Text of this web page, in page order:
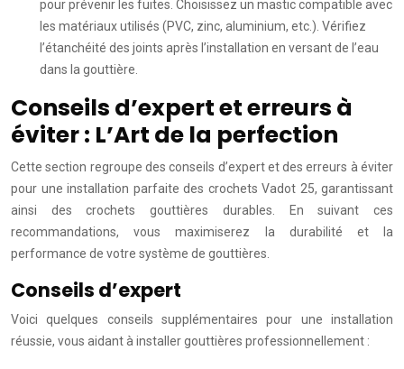
pour prévenir les fuites. Choisissez un mastic compatible avec
les matériaux utilisés (PVC, zinc, aluminium, etc.). Vérifiez
l’étanchéité des joints après l’installation en versant de l’eau
dans la gouttière.
Conseils d’expert et erreurs à
éviter : L’Art de la perfection
Cette section regroupe des conseils d’expert et des erreurs à éviter
pour une installation parfaite des crochets Vadot 25, garantissant
ainsi des crochets gouttières durables. En suivant ces
recommandations, vous maximiserez la durabilité et la
performance de votre système de gouttières.
Conseils d’expert
Voici quelques conseils supplémentaires pour une installation
réussie, vous aidant à installer gouttières professionnellement :